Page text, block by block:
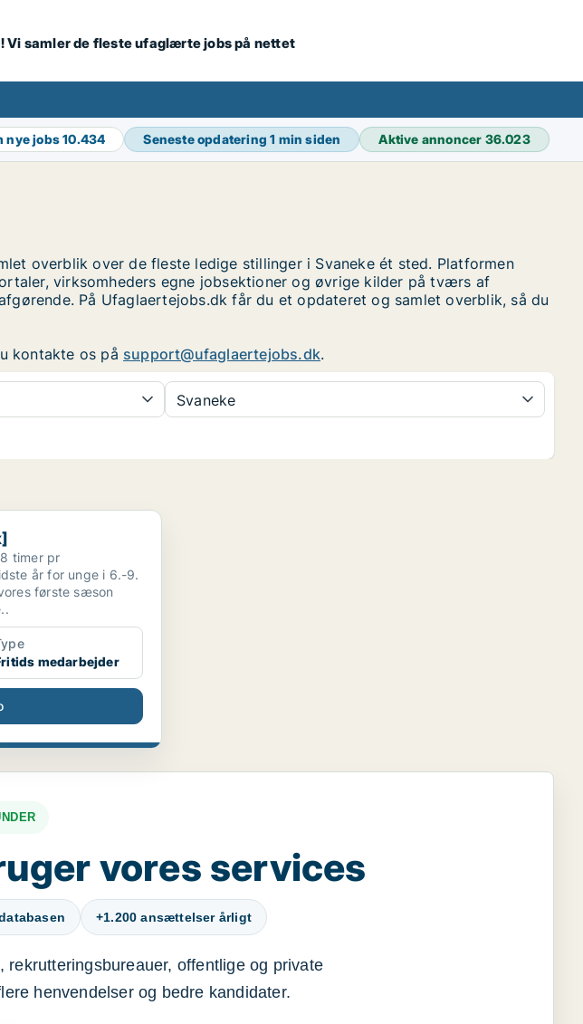
Vi samler de fleste ufaglærte jobs på nettet
nye jobs10.434 Seneste opdatering1 min siden Aktive annoncer 36.023
overblik over de fleste ledige stillinger i Svaneke ét sted. Platformen
virksomheders egne jobsektioner og øvrige kilder på tværs af
På Ufaglaertejobs.dk får du et opdateret og samlet overblik, så du
kontakte os på support@ufaglaertejobs.dk.
Svaneke
timer pr
år for unge i 6.-9.
første sæson
medarbejder
vores services
+1.200 ansættelser årligt
offentlige og private
henvendelser og bedre kandidater.